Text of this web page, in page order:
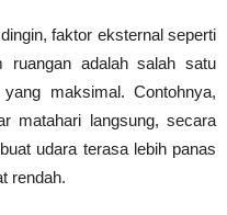
faktor eksternal seperti
ruangan adalah salah satu
maksimal. Contohnya,
matahari langsung, secara
udara terasa lebih panas
rendah.